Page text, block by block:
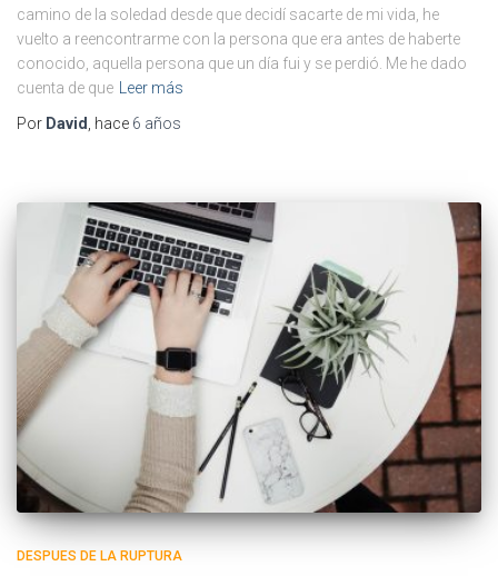
camino de la soledad desde que decidí sacarte de mi vida, he
vuelto a reencontrarme con la persona que era antes de haberte
conocido, aquella persona que un día fui y se perdió. Me he dado
cuenta de que
Leer más
Por David , hace 6 años
DESPUES DE LA RUPTURA